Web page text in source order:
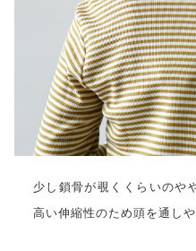
少し鎖骨が覗くくらいのや
高い伸縮性のため頭を通し